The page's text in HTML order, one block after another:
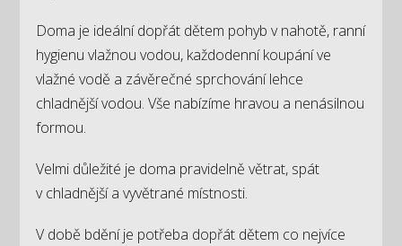
Doma je ideální dopřát dětem pohyb v nahotě, ranní
hygienu vlažnou vodou, každodenní koupání ve
vlažné vodě a závěrečné sprchování lehce
chladnější vodou. Vše nabízíme hravou a nenásilnou
formou.
Velmi důležité je doma pravidelně větrat, spát
v chladnější a vyvětrané místnosti.
V době bdění je potřeba dopřát dětem co nejvíce